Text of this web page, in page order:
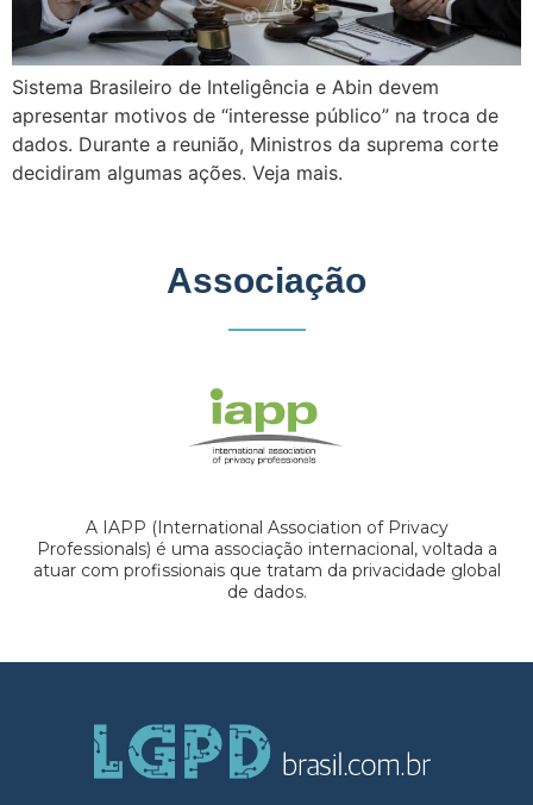
Sistema Brasileiro de Inteligência e Abin devem
apresentar motivos de “interesse público” na troca de
dados. Durante a reunião, Ministros da suprema corte
decidiram algumas ações. Veja mais.
Associação
A IAPP (International Association of Privacy
Professionals) é uma associação internacional, voltada a
atuar com profissionais que tratam da privacidade global
de dados.